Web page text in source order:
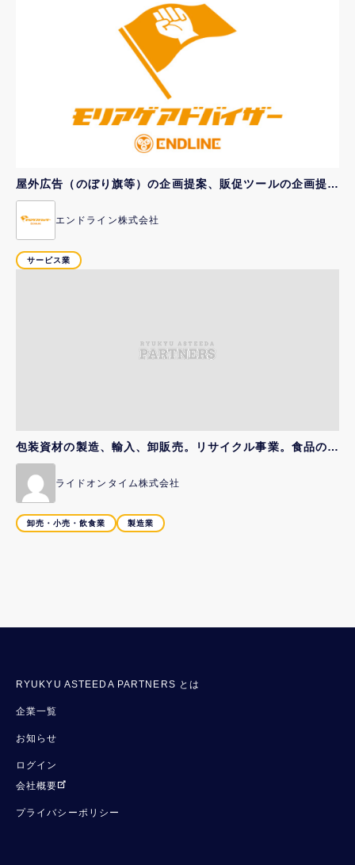
屋外広告（のぼり旗等）の企画提案、販促ツールの企画提案
エンドライン株式会社
サービス業
包装資材の製造、輸入、卸販売。リサイクル事業。食品の六次化支援や販売。各種ノベルティ製造、卸、販売。
ライドオンタイム株式会社
卸売・小売・飲食業 製造業
RYUKYU ASTEEDA PARTNERS とは
企業一覧
お知らせ
ログイン
会社概要
プライバシーポリシー